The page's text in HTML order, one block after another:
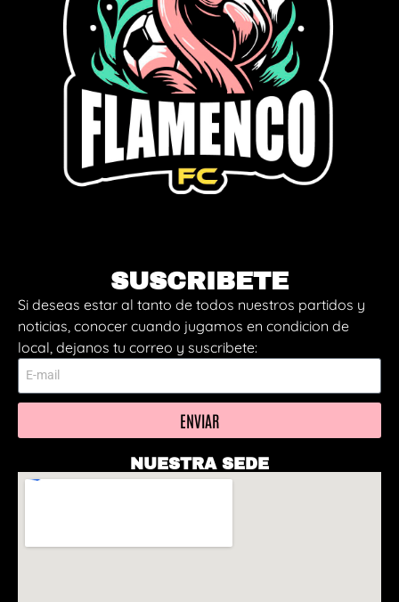
SUSCRIBETE
Si deseas estar al tanto de todos nuestros partidos y
noticias, conocer cuando jugamos en condicion de
local, dejanos tu correo y suscribete:
ENVIAR
NUESTRA SEDE